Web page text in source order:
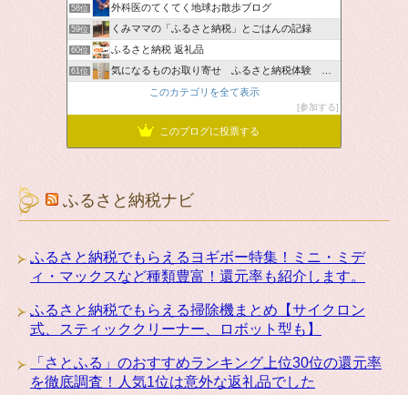
58位 外科医のてくてく地球お散歩ブログ
59位 くみママの「ふるさと納税」とごはんの記録
60位 ふるさと納税 返礼品
61位
気になるものお取り寄せ ふるさと納税体験 ＆ お薦め情報
このカテゴリを全て表示
参加する
このブログに投票する
ふるさと納税ナビ
ふるさと納税でもらえるヨギボー特集！ミニ・ミデ
ィ・マックスなど種類豊富！還元率も紹介します。
ふるさと納税でもらえる掃除機まとめ【サイクロン
式、スティッククリーナー、ロボット型も】
「さとふる」のおすすめランキング上位30位の還元率
を徹底調査！人気1位は意外な返礼品でした